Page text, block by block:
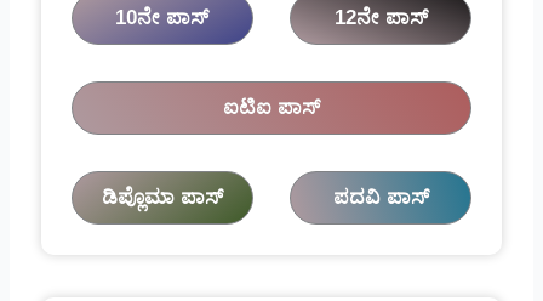
10ನೇ ಪಾಸ್ 12ನೇ ಪಾಸ್
ಐಟಿಐ ಪಾಸ್
ಡಿಪ್ಲೊಮಾ ಪಾಸ್ ಪದವಿ ಪಾಸ್